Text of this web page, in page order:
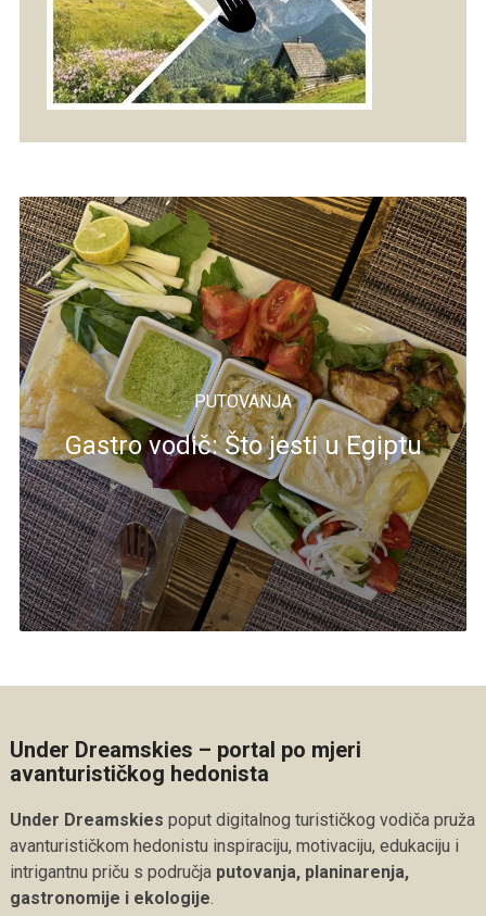
PUTOVANJA
Gastro vodič: Što jesti u Egiptu
Under Dreamskies – portal po mjeri
avanturističkog hedonista
Under Dreamskies poput digitalnog turističkog vodiča pruža
avanturističkom hedonistu inspiraciju, motivaciju, edukaciju i
intrigantnu priču s područja putovanja, planinarenja,
gastronomije i ekologije